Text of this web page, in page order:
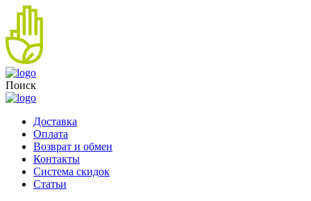
Поиск
Доставка
Оплата
Возврат и обмен
Контакты
Система скидок
Статьи